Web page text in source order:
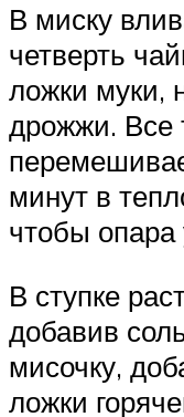
В миску
четверть
ложки муки,
дрожжи. Все
минут в
чтобы опара
В ступке
добавив
мисочку,
ложки